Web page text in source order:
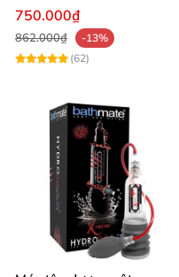
tăng cường sinh lý hiệu quả
750.000₫
862.000₫
-13%
(62)